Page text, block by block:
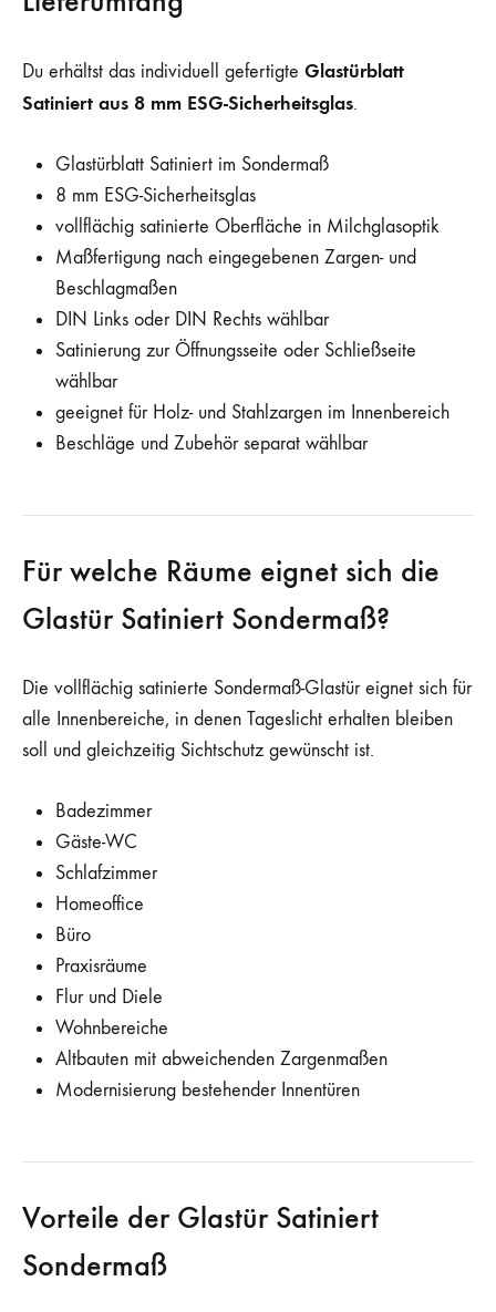
Du erhältst das individuell gefertigte Glastürblatt
Satiniert aus 8 mm ESG-Sicherheitsglas.
Glastürblatt Satiniert im Sondermaß
8 mm ESG-Sicherheitsglas
vollflächig satinierte Oberfläche in Milchglasoptik
Maßfertigung nach eingegebenen Zargen- und
Beschlagmaßen
DIN Links oder DIN Rechts wählbar
Satinierung zur Öffnungsseite oder Schließseite
wählbar
geeignet für Holz- und Stahlzargen im Innenbereich
Beschläge und Zubehör separat wählbar
Für welche Räume eignet sich die
Glastür Satiniert Sondermaß?
Die vollflächig satinierte Sondermaß-Glastür eignet sich für
alle Innenbereiche, in denen Tageslicht erhalten bleiben
soll und gleichzeitig Sichtschutz gewünscht ist.
Badezimmer
Gäste-WC
Schlafzimmer
Homeoffice
Büro
Praxisräume
Flur und Diele
Wohnbereiche
Altbauten mit abweichenden Zargenmaßen
Modernisierung bestehender Innentüren
Vorteile der Glastür Satiniert
Sondermaß